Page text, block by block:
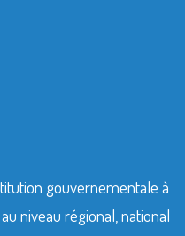
gouvernementale à
niveau régional, national